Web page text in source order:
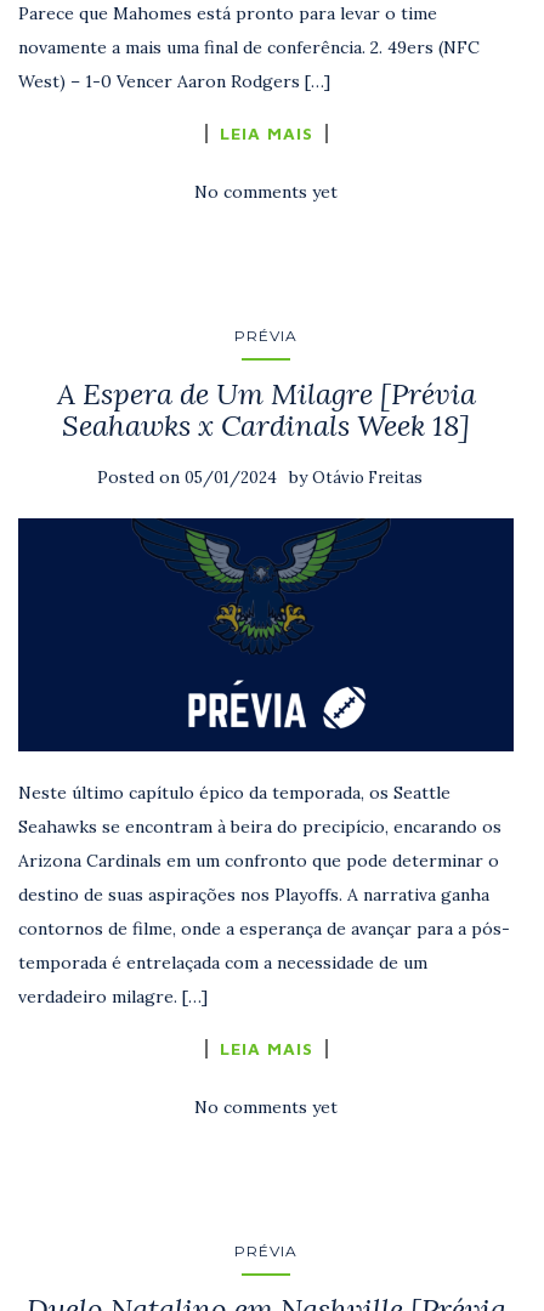
Parece que Mahomes está pronto para levar o time
novamente a mais uma final de conferência. 2. 49ers (NFC
West) – 1-0 Vencer Aaron Rodgers […]
LEIA MAIS
No comments yet
PRÉVIA
A Espera de Um Milagre [Prévia
Seahawks x Cardinals Week 18]
Posted on 05/01/2024 byOtávio Freitas
Neste último capítulo épico da temporada, os Seattle
Seahawks se encontram à beira do precipício, encarando os
Arizona Cardinals em um confronto que pode determinar o
destino de suas aspirações nos Playoffs. A narrativa ganha
contornos de filme, onde a esperança de avançar para a pós-
temporada é entrelaçada com a necessidade de um
verdadeiro milagre. […]
LEIA MAIS
No comments yet
PRÉVIA